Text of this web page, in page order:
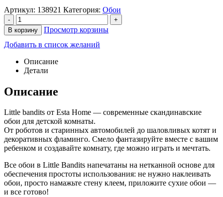
Артикул: 138921 Категория: Обои
-
+
В корзину
Просмотр корзины
Добавить в список желаний
Описание
Детали
Описание
Little bandits от Esta Home — современные скандинавские
обои для детской комнаты.
От роботов и старинных автомобилей до шаловливых котят и
декоративных фламинго. Смело фантазируйте вместе с вашим
ребенком и создавайте комнату, где можно играть и мечтать.
Все обои в Little Bandits напечатаны на нетканной основе для
обеспечения простоты использования: не нужно наклеивать
обои, просто намажьте стену клеем, приложите сухие обои —
и все готово!